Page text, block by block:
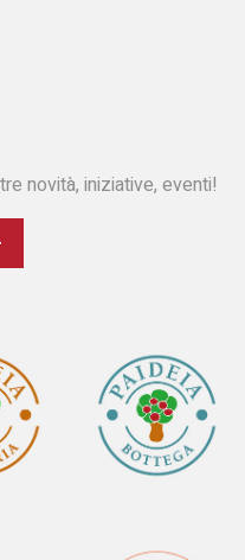
novità, iniziative, eventi!